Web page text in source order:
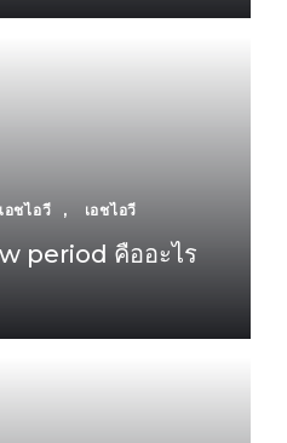
อชไอวี , เอชไอวี
period คืออะไร